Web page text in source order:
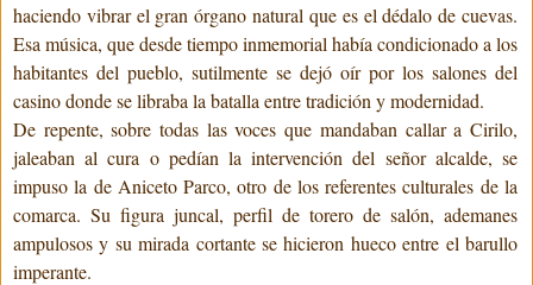
haciendo vibrar el gran órgano natural que es el dédalo de cuevas.
Esa música, que desde tiempo inmemorial había condicionado a los
habitantes del pueblo, sutilmente se dejó oír por los salones del
casino donde se libraba la batalla entre tradición y modernidad.
De repente, sobre todas las voces que mandaban callar a Cirilo,
jaleaban al cura o pedían la intervención del señor alcalde, se
impuso la de Aniceto Parco, otro de los referentes culturales de la
comarca. Su figura juncal, perfil de torero de salón, ademanes
ampulosos y su mirada cortante se hicieron hueco entre el barullo
imperante.